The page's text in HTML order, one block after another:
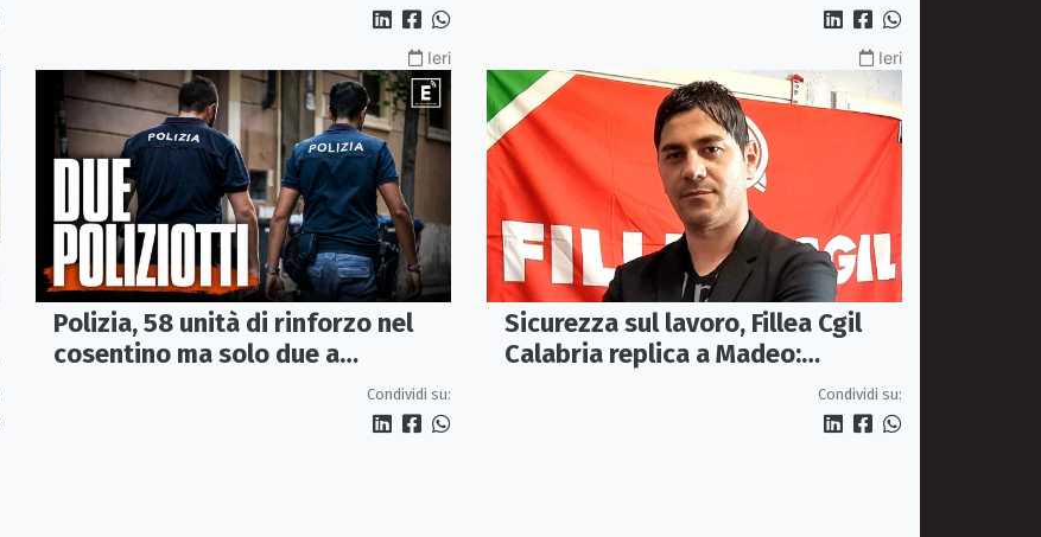
Ieri
Polizia, 58 unità di rinforzo nel
cosentino ma solo due a
Corigliano-Rossano e due aCondividi su:
Ieri
Sicurezza sul lavoro, Fillea Cgil
Calabria replica a Madeo:
«Servono controlli, non incentivi
Condividi su: